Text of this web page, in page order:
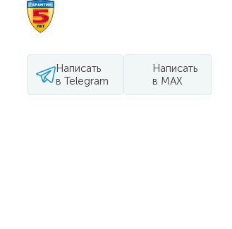
Написать
в Telegram
Написать
в MAX